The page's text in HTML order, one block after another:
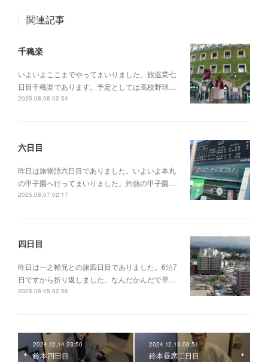
関連記事
千穐楽
いよいよここまでやってまいりました。旅巡業七
日目千穐楽であります。予定としては高校野球…
2025.08.08 02:54
六日目
昨日は旅物語六日目でありました。いよいよ本丸
の甲子園へ行ってまいりました。灼熱の甲子園…
2025.08.07 02:17
四日目
昨日は一之輔兄との旅四日目でありました。6泊7
日ですから折り返しました。なんだかんだで早…
2025.08.05 02:56
2024.12.14 23:50
鈴本四日目
2024.12.13 06:51
鈴本昼席二日目